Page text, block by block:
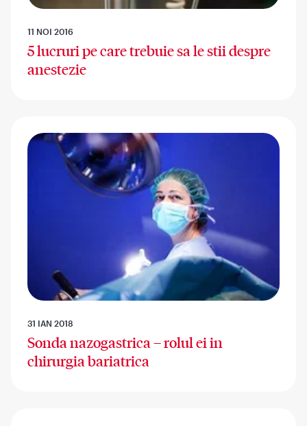
11 NOI 2016
5 lucruri pe care trebuie sa le stii despre
anestezie
31 IAN 2018
Sonda nazogastrica – rolul ei in
chirurgia bariatrica